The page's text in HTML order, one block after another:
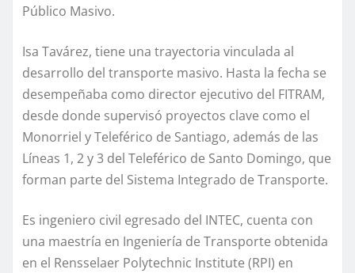
Público Masivo.
Isa Tavárez, tiene una trayectoria vinculada al
desarrollo del transporte masivo. Hasta la fecha se
desempeñaba como director ejecutivo del FITRAM,
desde donde supervisó proyectos clave como el
Monorriel y Teleférico de Santiago, además de las
Líneas 1, 2 y 3 del Teleférico de Santo Domingo, que
forman parte del Sistema Integrado de Transporte.
Es ingeniero civil egresado del INTEC, cuenta con
una maestría en Ingeniería de Transporte obtenida
en el Rensselaer Polytechnic Institute (RPI) en